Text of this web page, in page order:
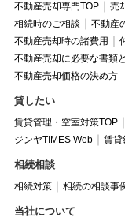
不動産売却専門TOP 売
相続時のご相談
不動産
不動産売却時の諸費用
不動産売却に必要な書類
不動産売却価格の決め方
貸したい
賃貸管理・空室対策TOP
ジンヤTIMES Web
賃貸
相続相談
相続対策 相続の相談事
当社について